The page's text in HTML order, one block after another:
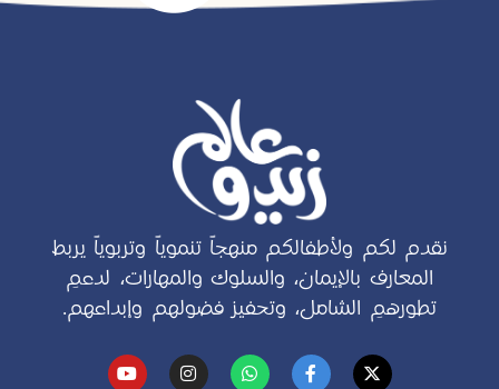
نقدم لكم ولأطفالكم منهجاً تنموياً وتربوياً يربط
المعارف بالإيمان، والسلوك والمهارات، لدعمِ
تطورهمِ الشامل، وتحفيز فضولهم وإبداعهم.